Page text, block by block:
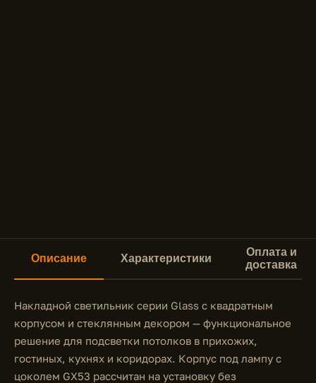
Описание Характеристики
Оплата и
доставка
Накладной светильник серии Glass с квадратным
корпусом и стеклянным декором — функциональное
решение для подсветки потолков в прихожих,
гостиных, кухнях и коридорах. Корпус под лампу с
цоколем GX53 рассчитан на установку без